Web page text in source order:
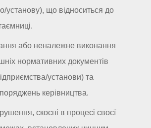
установу), що відноситься до
або неналежне виконання
нормативних документів
установи) та
керівництва.
скоєні в процесі своєї